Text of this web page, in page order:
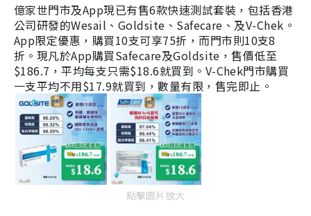
億家世門市及App現已有售6款快速測試套裝，包括香港
公司研發的Wesail、Goldsite、Safecare、及V-Chek。
App限定優惠，購買10支可享75折，而門市則10支8
折。現凡於App購買Safecare及Goldsite，售價低至
$186.7，平均每支只需$18.6就買到。V-Chek門市購買
一支平均不用$17.9就買到，數量有限，售完即止。
點擊圖片放大